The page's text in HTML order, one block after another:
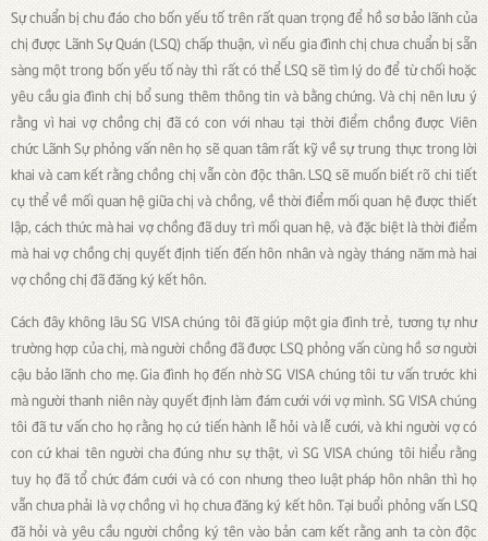
Sự chuẩn bị chu đáo cho bốn yếu tố trên rất quan trọng để hồ sơ bảo lãnh của
chị được Lãnh Sự Quán (LSQ) chấp thuận, vì nếu gia đình chị chưa chuẩn bị sẵn
sàng một trong bốn yếu tố này thì rất có thể LSQ sẽ tìm lý do để từ chối hoặc
yêu cầu gia đình chị bổ sung thêm thông tin và bằng chứng. Và chị nên lưu ý
rằng vì hai vợ chồng chị đã có con với nhau tại thời điểm chồng được Viên
chức Lãnh Sự phỏng vấn nên họ sẽ quan tâm rất kỹ về sự trung thực trong lời
khai và cam kết rằng chồng chị vẫn còn độc thân. LSQ sẽ muốn biết rõ chi tiết
cụ thể về mối quan hệ giữa chị và chồng, về thời điểm mối quan hệ được thiết
lập, cách thức mà hai vợ chồng đã duy trì mối quan hệ, và đặc biệt là thời điểm
mà hai vợ chồng chị quyết định tiến đến hôn nhân và ngày tháng năm mà hai
vợ chồng chị đã đăng ký kết hôn.
Cách đây không lâu SG VISA chúng tôi đã giúp một gia đình trẻ, tương tự như
trường hợp của chị, mà người chồng đã được LSQ phỏng vấn cùng hồ sơ người
cậu bảo lãnh cho mẹ. Gia đình họ đến nhờ SG VISA chúng tôi tư vấn trước khi
mà người thanh niên này quyết định làm đám cưới với vợ mình. SG VISA chúng
tôi đã tư vấn cho họ rằng họ cứ tiến hành lễ hỏi và lễ cưới, và khi người vợ có
con cứ khai tên người cha đúng như sự thật, vì SG VISA chúng tôi hiểu rằng
tuy họ đã tổ chức đám cưới và có con nhưng theo luật pháp hôn nhân thì họ
vẫn chưa phải là vợ chồng vì họ chưa đăng ký kết hôn. Tại buổi phỏng vấn LSQ
đã hỏi và yêu cầu người chồng ký tên vào bản cam kết rằng anh ta còn độc